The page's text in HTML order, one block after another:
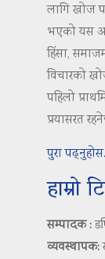
लागि खोज
भएको यस
हिंसा,
विचारको
पहिलो
प्रयासरत
पुरा
हाम्रो
सम्पादक :
व्यवस्थापक: